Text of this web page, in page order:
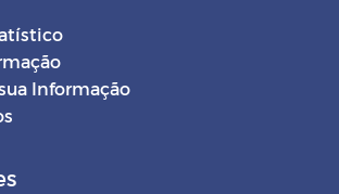
Informação